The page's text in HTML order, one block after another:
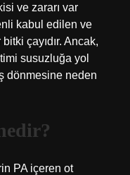
ve zararı var
kabul edilen ve
çayıdır. Ancak,
susuzluğa yol
dönmesine neden
PA içeren ot